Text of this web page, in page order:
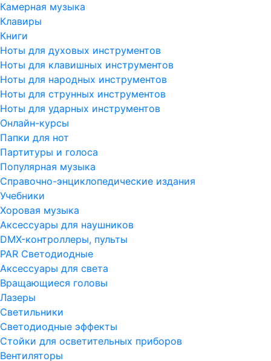
Камерная музыка
Клавиры
Книги
Ноты для духовых инструментов
Ноты для клавишных инструментов
Ноты для народных инструментов
Ноты для струнных инструментов
Ноты для ударных инструментов
Онлайн-курсы
Папки для нот
Партитуры и голоса
Популярная музыка
Справочно-энциклопедические издания
Учебники
Хоровая музыка
Аксессуары для наушников
DMX-контроллеры, пульты
PAR Светодиодные
Аксессуары для света
Вращающиеся головы
Лазеры
Светильники
Светодиодные эффекты
Стойки для осветительных приборов
Вентиляторы